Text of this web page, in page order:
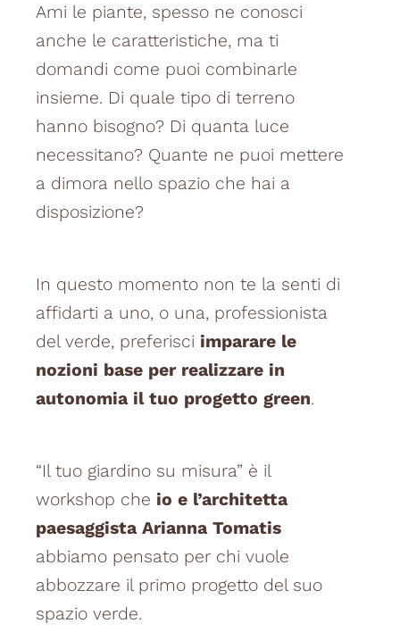
Ami le piante, spesso ne conosci
anche le caratteristiche, ma ti
domandi come puoi combinarle
insieme. Di quale tipo di terreno
hanno bisogno? Di quanta luce
necessitano? Quante ne puoi mettere
a dimora nello spazio che hai a
disposizione?
In questo momento non te la senti di
affidarti a uno, o una, professionista
del verde, preferisci imparare le
nozioni base per realizzare in
autonomia il tuo progetto green.
“Il tuo giardino su misura” è il
workshop che io e l’architetta
paesaggista Arianna Tomatis
abbiamo pensato per chi vuole
abbozzare il primo progetto del suo
spazio verde.